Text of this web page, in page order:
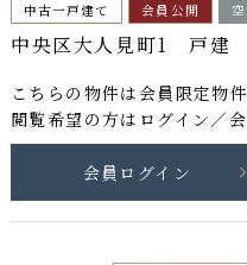
中古一戸建て 会員公開
中央区大人見町1 戸建
こちらの物件は 会員限定物
閲覧希望の方はログイン／
会員ログイン